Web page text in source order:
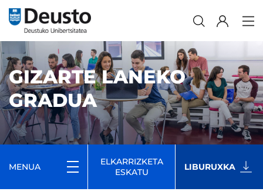
GIZARTE LANEKO
GRADUA
MENUA
ELKARRIZKETA
ESKATU
LIBURUXKA